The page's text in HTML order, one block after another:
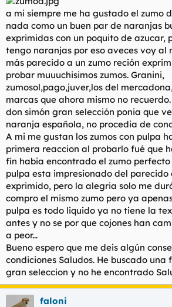
d
e
l
t
e
m
a
c
i
o
a mi siempre me ha gustado el zumo
nada como un buen par de naranjas
exprimidas con un poquito de azucar,
tengo naranjas por eso aveces voy al
más parecido a un zumo reción
probar muuuchisimos zumos. Granini,
zumosol,pago,juver,los del
marcas que ahora mismo no
don simón gran selección ponia que
naranja española, no procedia de
A mi me gustan los zumos con pulpa
primera reaccion al probarlo fué que
fín habia encontrado el zumo perfecto
pulpa esta impresionado del parecido
exprimido, pero la alegria solo me
compro el mismo zumo pero ya
pulpa es todo liquido ya no tiene la
antes y no se por que cojones han
a peor...
Bueno espero que me deis algún
condiciones Saludos. He buscado una
gran seleccion y no he encontrado
faloni